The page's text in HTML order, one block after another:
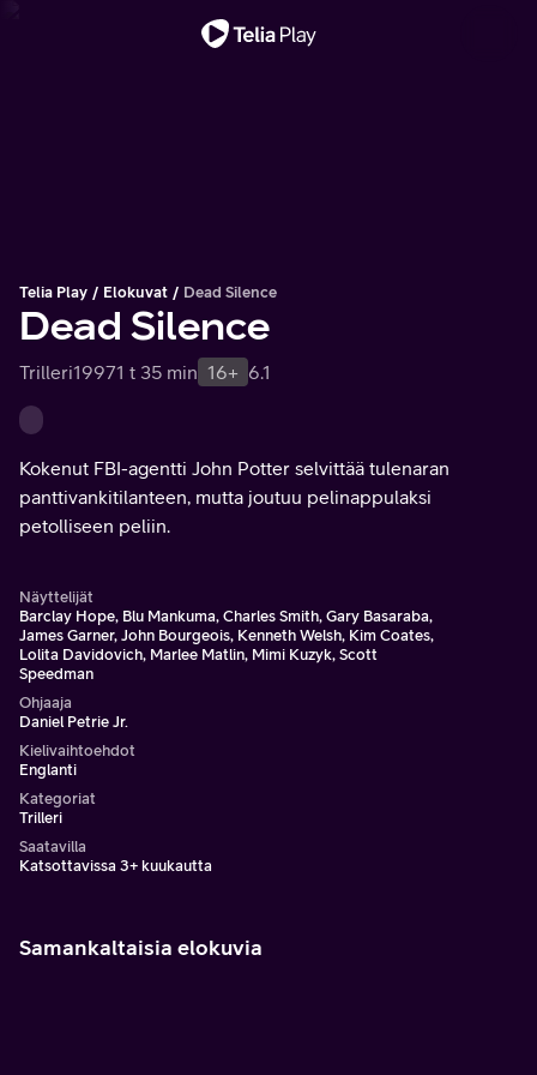
Telia Play Elokuvat Dead Silence
Dead Silence
Trilleri19971 t 35 min 16+ 6.1
Kokenut FBI-agentti John Potter selvittää tulenaran
panttivankitilanteen, mutta joutuu pelinappulaksi
petolliseen peliin.
Näyttelijät
Barclay Hope, Blu Mankuma, Charles Smith, Gary Basaraba,
James Garner, John Bourgeois, Kenneth Welsh, Kim Coates,
Lolita Davidovich, Marlee Matlin, Mimi Kuzyk, Scott
Speedman
Ohjaaja
Daniel Petrie Jr.
Kielivaihtoehdot
Englanti
Kategoriat
Trilleri
Saatavilla
Katsottavissa 3+ kuukautta
Samankaltaisia elokuvia